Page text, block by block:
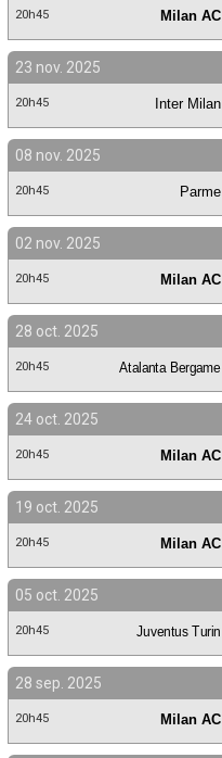
20h45 Milan AC
23 nov. 2025
20h45 Inter Milan
08 nov. 2025
20h45 Parme
02 nov. 2025
20h45 Milan AC
28 oct. 2025
20h45 Atalanta Bergame
24 oct. 2025
20h45 Milan AC
19 oct. 2025
20h45 Milan AC
05 oct. 2025
20h45 Juventus Turin
28 sep. 2025
20h45 Milan AC